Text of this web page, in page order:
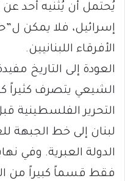
يُحتمل أن يُثنيه أحد
إسرائيل، فلا يمكن
الأفرقاء اللبنانيين.
العودة إلى التاريخ
الشيعي يتصرف كثيراً
لبنان إلى خط الجبهة
الدولة العبرية. وفي
فقط قسماً كبيراً من